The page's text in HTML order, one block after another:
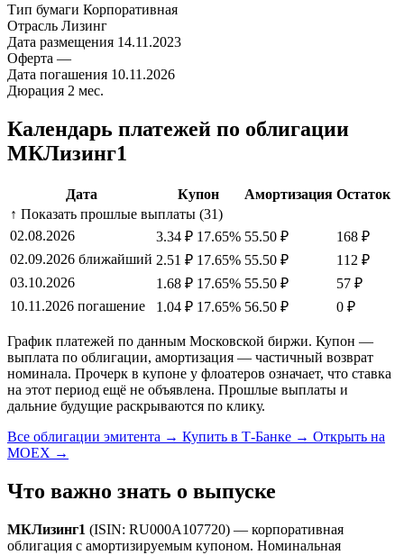
Тип бумаги Корпоративная
Отрасль Лизинг
Дата размещения 14.11.2023
Оферта —
Дата погашения 10.11.2026
Дюрация 2 мес.
Календарь платежей по облигации
МКЛизинг1
Дата Купон Амортизация Остаток
↑ Показать прошлые выплаты (31)
02.08.2026
3.34 ₽ 17.65% 55.50 ₽
168 ₽
02.09.2026 ближайший 2.51 ₽ 17.65% 55.50 ₽
112 ₽
03.10.2026
1.68 ₽ 17.65% 55.50 ₽
57 ₽
10.11.2026 погашение 1.04 ₽ 17.65% 56.50 ₽ 0 ₽
График платежей по данным Московской биржи. Купон —
выплата по облигации, амортизация — частичный возврат
номинала. Прочерк в купоне у флоатеров означает, что ставка
на этот период ещё не объявлена. Прошлые выплаты и
дальние будущие раскрываются по клику.
Все облигации эмитента → Купить в Т-Банке → Открыть на
MOEX →
Что важно знать о выпуске
МКЛизинг1 (ISIN: RU000A107720) — корпоративная
облигация с амортизируемым купоном. Номинальная